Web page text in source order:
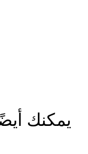
يمكنك